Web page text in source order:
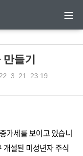
들기
3. 21. 23:19
가세를 보이고 있습니
설된 미성년자 주식